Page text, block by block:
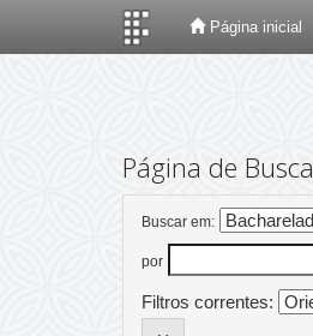
Página inicial
Página de Busca
Buscar em:
por
Filtros correntes: